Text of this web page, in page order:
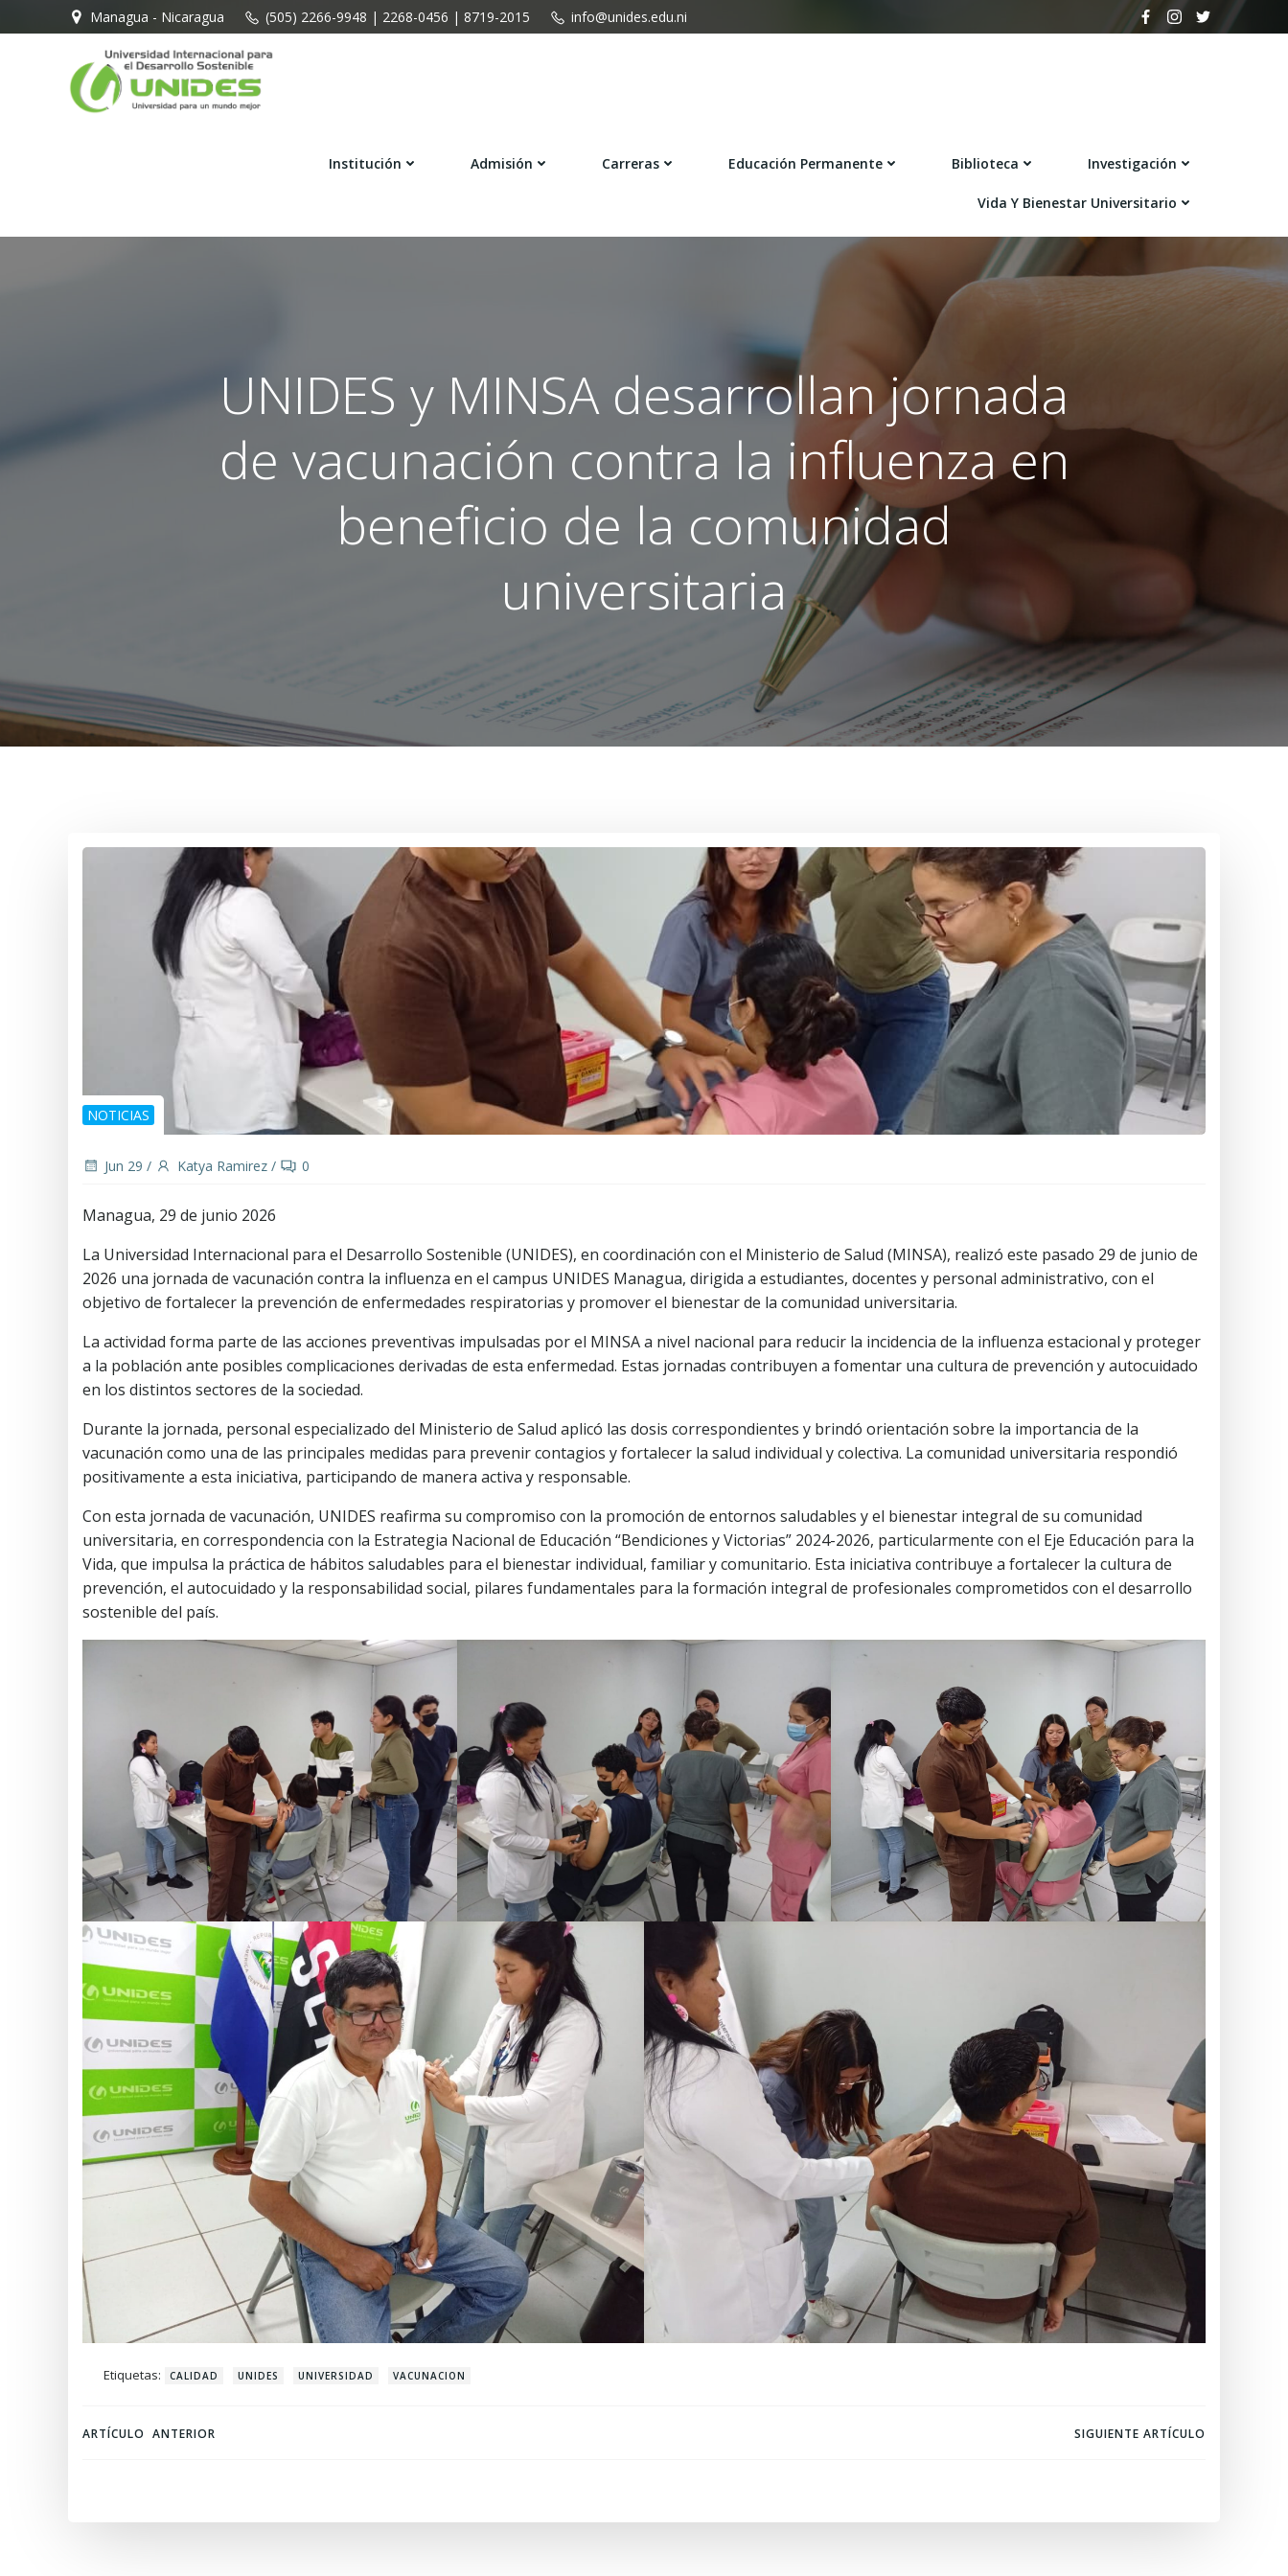
al
Managua - Nicaragua (505) 2266-9948 | 2268-0456 | 8719-2015 info@unides.edu.ni
Institución Admisión Carreras Educación Permanente Biblioteca Investigación
Vida Y Bienestar Universitario
UNIDES y MINSA desarrollan jornada
de vacunación contra la influenza en
beneficio de la comunidad
universitaria
NOTICIAS
Jun 29 / Katya Ramirez / 0
Managua, 29 de junio 2026
La Universidad Internacional para el Desarrollo Sostenible (UNIDES), en coordinación con el Ministerio de Salud (MINSA), realizó este pasado 29 de junio de
2026 una jornada de vacunación contra la influenza en el campus UNIDES Managua, dirigida a estudiantes, docentes y personal administrativo, con el
objetivo de fortalecer la prevención de enfermedades respiratorias y promover el bienestar de la comunidad universitaria.
La actividad forma parte de las acciones preventivas impulsadas por el MINSA a nivel nacional para reducir la incidencia de la influenza estacional y proteger
a la población ante posibles complicaciones derivadas de esta enfermedad. Estas jornadas contribuyen a fomentar una cultura de prevención y autocuidado
en los distintos sectores de la sociedad.
Durante la jornada, personal especializado del Ministerio de Salud aplicó las dosis correspondientes y brindó orientación sobre la importancia de la
vacunación como una de las principales medidas para prevenir contagios y fortalecer la salud individual y colectiva. La comunidad universitaria respondió
positivamente a esta iniciativa, participando de manera activa y responsable.
Con esta jornada de vacunación, UNIDES reafirma su compromiso con la promoción de entornos saludables y el bienestar integral de su comunidad
universitaria, en correspondencia con la Estrategia Nacional de Educación “Bendiciones y Victorias” 2024-2026, particularmente con el Eje Educación para la
Vida, que impulsa la práctica de hábitos saludables para el bienestar individual, familiar y comunitario. Esta iniciativa contribuye a fortalecer la cultura de
prevención, el autocuidado y la responsabilidad social, pilares fundamentales para la formación integral de profesionales comprometidos con el desarrollo
sostenible del país.
Etiquetas: CALIDAD UNIDES UNIVERSIDAD VACUNACION
Navegación
entradas
ARTÍCULO ANTERIOR
entradas
SIGUIENTE ARTÍCULO